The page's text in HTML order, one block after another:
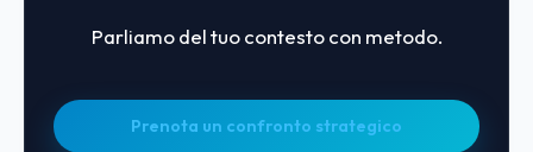
Parliamo del tuo contesto con metodo.
Prenota un confronto strategico